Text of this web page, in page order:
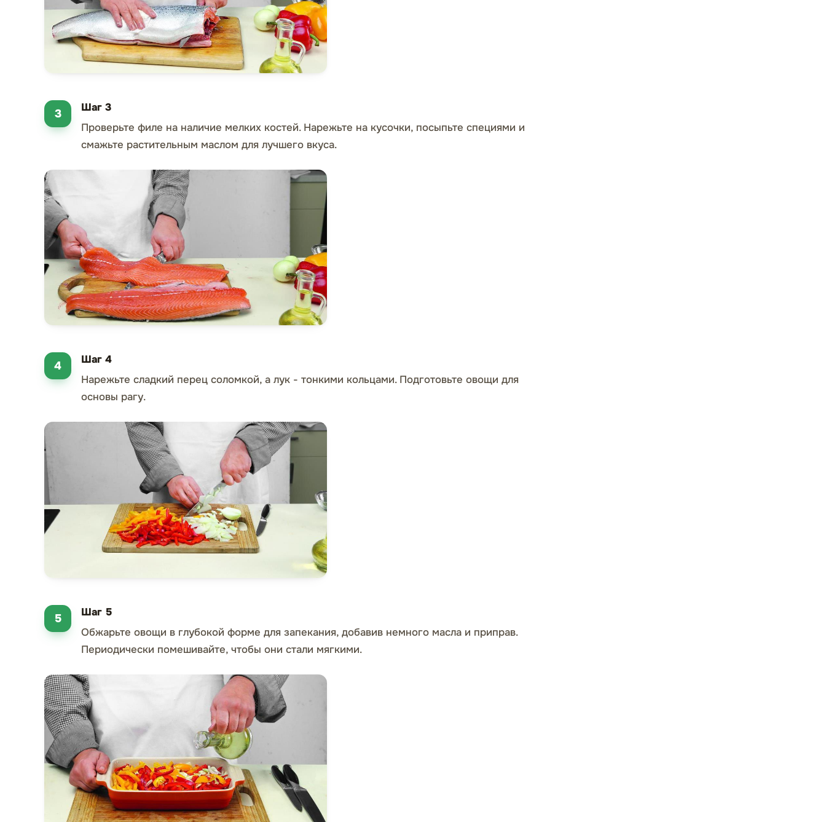
Шаг 3
Проверьте филе на наличие мелких костей. Нарежьте на кусочки, посыпьте специями и
смажьте растительным маслом для лучшего вкуса.
Шаг 4
Нарежьте сладкий перец соломкой, а лук - тонкими кольцами. Подготовьте овощи для
основы рагу.
Шаг 5
Обжарьте овощи в глубокой форме для запекания, добавив немного масла и приправ.
Периодически помешивайте, чтобы они стали мягкими.